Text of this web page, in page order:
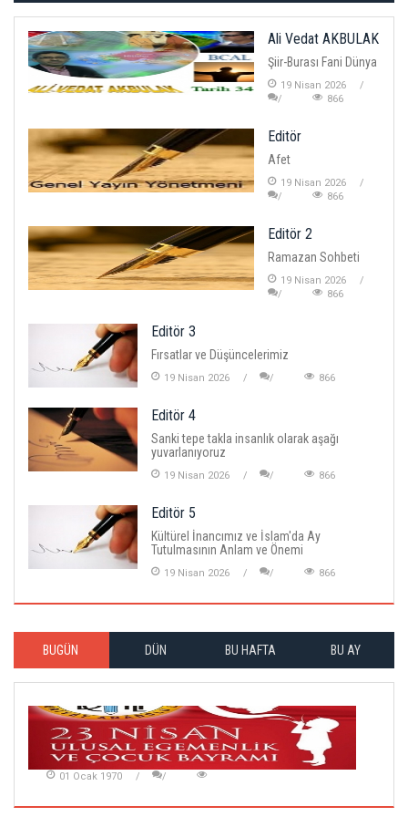
Ali Vedat AKBULAK
Şiir-Burası Fani Dünya
19 Nisan 2026
866
Editör
Afet
19 Nisan 2026
866
Editör 2
Ramazan Sohbeti
19 Nisan 2026
866
Editör 3
Fırsatlar ve Düşüncelerimiz
19 Nisan 2026 866
Editör 4
Sanki tepe takla insanlık olarak aşağı
yuvarlanıyoruz
19 Nisan 2026 866
Editör 5
Kültürel İnancımız ve İslam'da Ay
Tutulmasının Anlam ve Önemi
19 Nisan 2026 866
BUGÜN DÜN BU HAFTA BU AY
01 Ocak 1970